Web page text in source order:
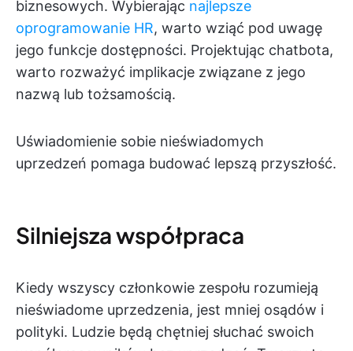
biznesowych. Wybierając najlepsze
oprogramowanie HR, warto wziąć pod uwagę
jego funkcje dostępności. Projektując chatbota,
warto rozważyć implikacje związane z jego
nazwą lub tożsamością.
Uświadomienie sobie nieświadomych
uprzedzeń pomaga budować lepszą przyszłość.
Silniejsza współpraca
Kiedy wszyscy członkowie zespołu rozumieją
nieświadome uprzedzenia, jest mniej osądów i
polityki. Ludzie będą chętniej słuchać swoich